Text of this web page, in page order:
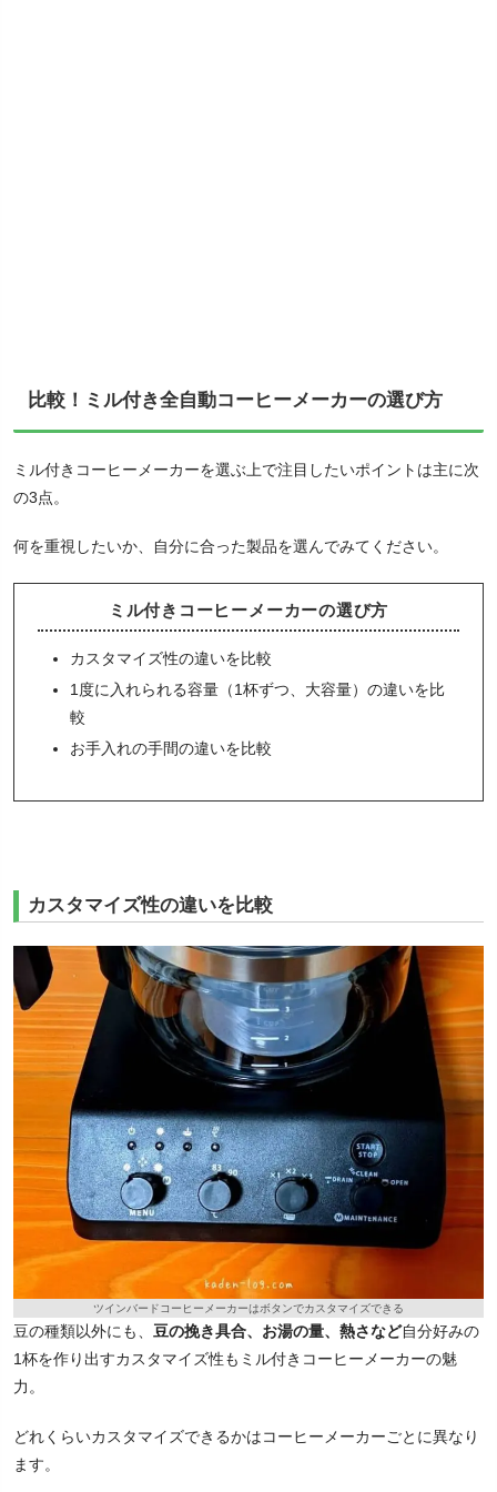
比較！ミル付き全自動コーヒーメーカーの選び方
ミル付きコーヒーメーカーを選ぶ上で注目したいポイントは主に次
の3点。
何を重視したいか、自分に合った製品を選んでみてください。
ミル付きコーヒーメーカーの選び方
カスタマイズ性の違いを比較
1度に入れられる容量（1杯ずつ、大容量）の違いを比
較
お手入れの手間の違いを比較
カスタマイズ性の違いを比較
ツインバードコーヒーメーカーはボタンでカスタマイズできる
豆の種類以外にも、 豆の挽き具合、お湯の量、熱さなど自分好みの
1杯を作り出すカスタマイズ性もミル付きコーヒーメーカーの魅
力。
どれくらいカスタマイズできるかはコーヒーメーカーごとに異なり
ます。